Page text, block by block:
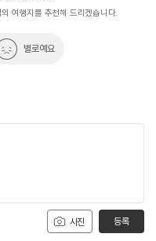
여행지를 추천해 드리겠습니다.
별로예요
사진 등록